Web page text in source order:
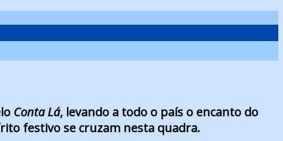
Conta Lá, levando a todo o país o encanto do
festivo se cruzam nesta quadra.